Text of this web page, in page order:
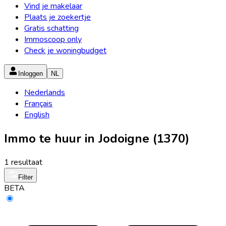
Vind je makelaar
Plaats je zoekertje
Gratis schatting
Immoscoop only
Check je woningbudget
Inloggen NL
Nederlands
Français
English
Immo te huur in Jodoigne (1370)
1 resultaat
Filter
BETA